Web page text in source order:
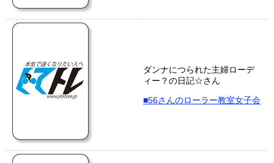
ダンナにつられた主婦ローデ
ィー？の日記☆さん
■56さんのローラー教室女子会